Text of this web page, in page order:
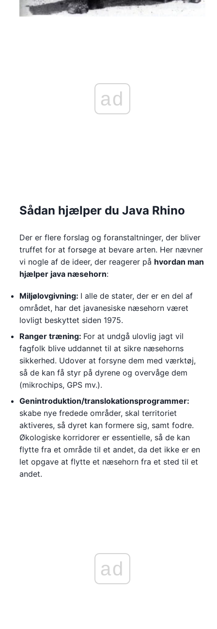
ad
Sådan hjælper du Java Rhino
Der er flere forslag og foranstaltninger, der bliver
truffet for at forsøge at bevare arten. Her nævner
vi nogle af de ideer, der reagerer på hvordan man
hjælper java næsehorn:
Miljølovgivning: I alle de stater, der er en del af
området, har det javanesiske næsehorn været
lovligt beskyttet siden 1975.
Ranger træning: For at undgå ulovlig jagt vil
fagfolk blive uddannet til at sikre næsehorns
sikkerhed. Udover at forsyne dem med værktøj,
så de kan få styr på dyrene og overvåge dem
(mikrochips, GPS mv.).
Genintroduktion/translokationsprogrammer:
skabe nye fredede områder, skal territoriet
aktiveres, så dyret kan formere sig, samt fodre.
Økologiske korridorer er essentielle, så de kan
flytte fra et område til et andet, da det ikke er en
let opgave at flytte et næsehorn fra et sted til et
andet.
ad